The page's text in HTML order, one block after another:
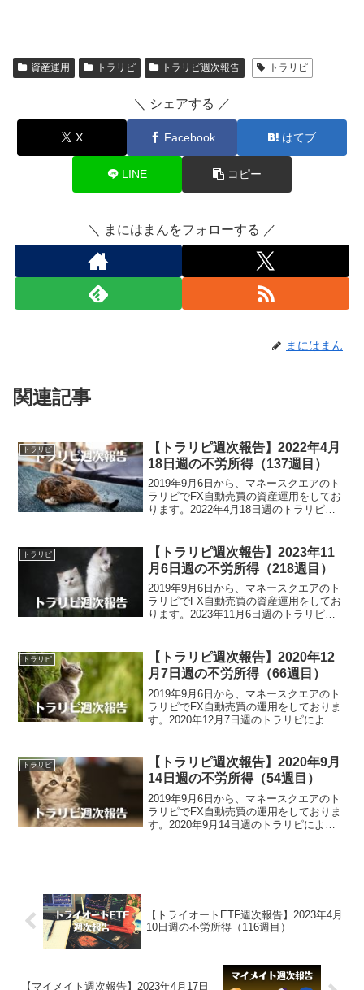
資産運用 トラリピ トラリピ週次報告 トラリピ
＼ シェアする ／
X Facebook はてブ
LINE コピー
＼ まにはまんをフォローする ／
まにはまん
関連記事
トラリピ
【トラリピ週次報告】2022年4月
18日週の不労所得（137週目）
2019年9月6日から、マネースクエアのト
ラリピでFX自動売買の資産運用をしてお
ります。2022年4月18日週のトラリピに
損益4,256,260円・預託証拠金...
トラリピ
【トラリピ週次報告】2023年11
月6日週の不労所得（218週目）
2019年9月6日から、マネースクエアのト
ラリピでFX自動売買の資産運用をしてお
ります。2023年11月6日週のトラリピに
は、1,925円でございました。トラリピ...
トラリピ
【トラリピ週次報告】2020年12
月7日週の不労所得（66週目）
2019年9月6日から、マネースクエアのト
ラリピでFX自動売買の運用をしておりま
す。2020年12月7日週のトラリピによる
益：1,772,399円・評価損益：-3...
トラリピ
【トラリピ週次報告】2020年9月
14日週の不労所得（54週目）
2019年9月6日から、マネースクエアのト
ラリピでFX自動売買の運用をしておりま
す。2020年9月14日週のトラリピによる
【トライオートETF週次報告】2023年4月
10日週の不労所得（116週目）
【マイメイト週次報告】2023年4月17日